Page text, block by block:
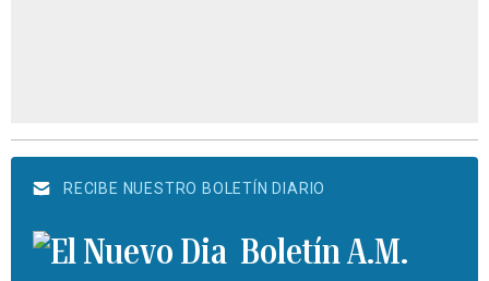
RECIBE NUESTRO BOLETÍN DIARIO
Boletín A.M.